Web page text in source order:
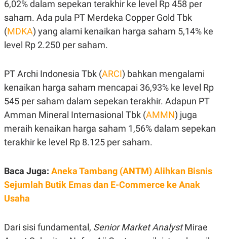
O
N
T
A
I
P
S
U
JARINGAN
K
O
T
A
C
A
D
E
P
R
S
E
L
E
A
S
I
D
6,02% dalam sepekan terakhir ke level Rp 458 per
saham. Ada pula PT Merdeka Copper Gold Tbk
(MDKA) yang alami kenaikan harga saham 5,14% ke
level Rp 2.250 per saham.
PT Archi Indonesia Tbk (ARCI) bahkan mengalami
kenaikan harga saham mencapai 36,93% ke level Rp
545 per saham dalam sepekan terakhir. Adapun PT
Amman Mineral Internasional Tbk (AMMN) juga
meraih kenaikan harga saham 1,56% dalam sepekan
terakhir ke level Rp 8.125 per saham.
Baca Juga: Aneka Tambang (ANTM) Alihkan Bisnis
Sejumlah Butik Emas dan E-Commerce ke Anak
Usaha
Dari sisi fundamental, Senior Market AnalystMirae